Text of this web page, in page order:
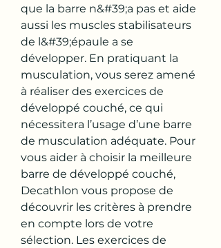
que la barre n&#39;a pas et aide
aussi les muscles stabilisateurs
de l&#39;épaule a se
développer. En pratiquant la
musculation, vous serez amené
à réaliser des exercices de
développé couché, ce qui
nécessitera l’usage d’une barre
de musculation adéquate. Pour
vous aider à choisir la meilleure
barre de développé couché,
Decathlon vous propose de
découvrir les critères à prendre
en compte lors de votre
sélection. Les exercices de